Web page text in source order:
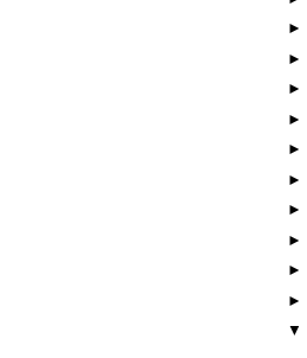
►
►
►
►
►
►
►
►
►
►
▼